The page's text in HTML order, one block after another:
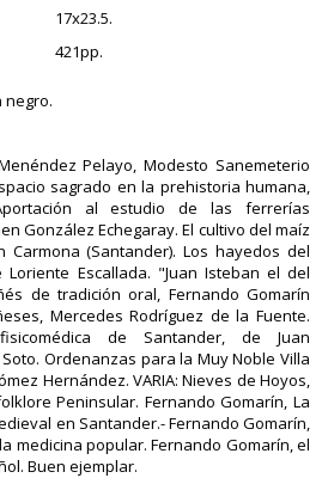
17x23.5.
421pp.
negro.
Pelayo, Modesto Sanemeterio
sagrado en la prehistoria humana,
al estudio de las ferrerías
González Echegaray. El cultivo del maíz
(Santander). Los hayedos del
Escallada. "Juan Isteban el del
de tradición oral, Fernando Gomarín
Mercedes Rodríguez de la Fuente.
fisicomédica de Santander, de Juan
Soto. Ordenanzas para la Muy Noble Villa
Hernández. VARIA: Nieves de Hoyos,
Peninsular. Fernando Gomarín, La
en Santander.- Fernando Gomarín,
medicina popular. Fernando Gomarín, el
Buen ejemplar.